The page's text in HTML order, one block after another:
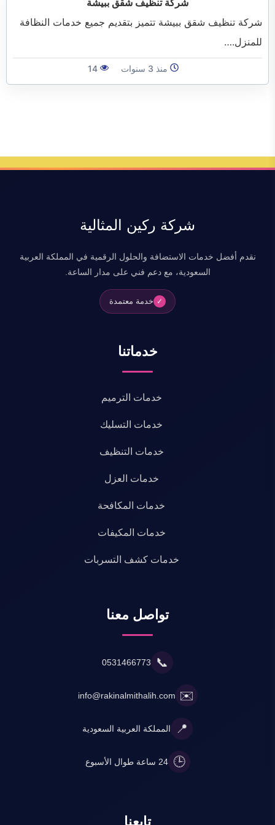
شركة تنظيف شقق ببيشة
شركة تنظيف شقق ببيشة تتميز بتقديم جميع خدمات النظافة
للمنزل.…
منذ 3 سنوات 14
شركة ركين المثالية
نقدم أفضل خدمات الاستضافة والحلول الرقمية في المملكة العربية
السعودية، مع دعم فني على مدار الساعة.
✓ خدمة معتمدة
خدماتنا
خدمات الترميم
خدمات التسليك
خدمات التنظيف
خدمات العزل
خدمات المكافحة
خدمات المكيفات
خدمات كشف التسربات
تواصل معنا
📞
0531466773
✉️
info@rakinalmithalih.com
📍 المملكة العربية السعودية
🕒 24 ساعة طوال الأسبوع
تابعنا